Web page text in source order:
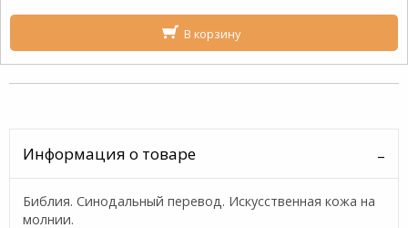
В корзину
Информация о товаре
Библия. Синодальный перевод. Искусственная кожа на
молнии.